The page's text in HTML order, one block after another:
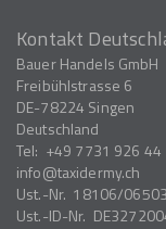
Kontakt
Bauer Handels GmbH
Freibühlstrasse 6
DE-78224 Singen
Deutschland
Tel: +49 7731 926 44
info
taxidermy.ch
Ust.-Nr. 18106/06503
Ust.-ID-Nr.